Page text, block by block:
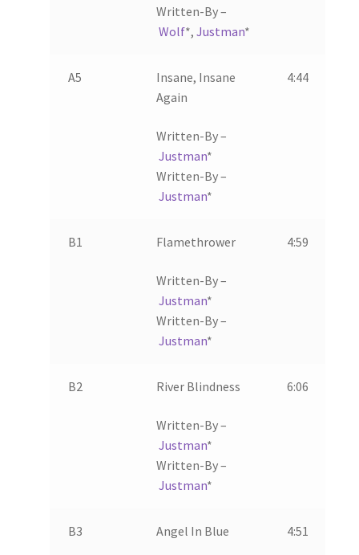
Written-By –
Wolf*, Justman*
A5
Insane, Insane
Again
Written-By –
Justman*
Written-By –
Justman*
4:44
B1 Flamethrower
Written-By –
Justman*
Written-By –
Justman*
4:59
B2 River Blindness
Written-By –
Justman*
Written-By –
Justman*
6:06
B3 Angel In Blue 4:51